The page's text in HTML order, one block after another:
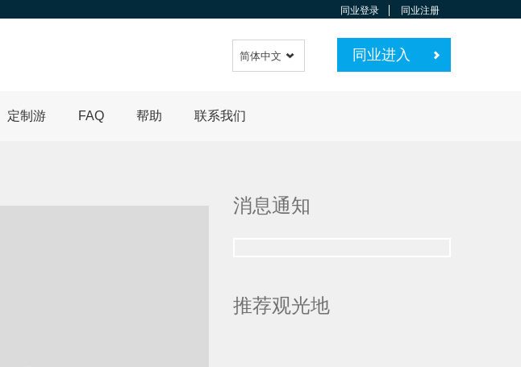
同业登录 同业注册
同业进入
简体中文
定制游 FAQ 帮助 联系我们
消息通知
推荐观光地